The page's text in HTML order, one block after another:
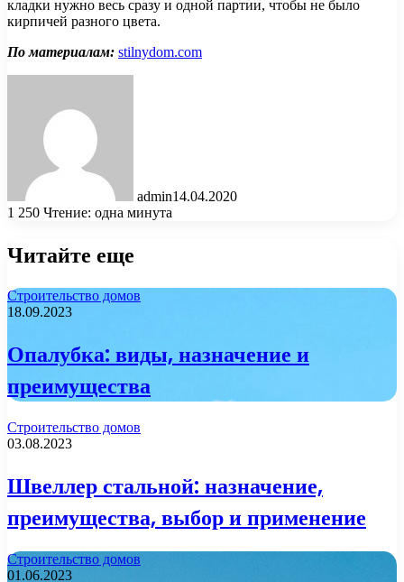
кладки нужно весь сразу и одной партии, чтобы не было
кирпичей разного цвета.
По материалам: stilnydom.com
admin14.04.2020
1 250 Чтение: одна минута
Читайте еще
Строительство домов
18.09.2023
Опалубка: виды, назначение и
преимущества
Строительство домов
03.08.2023
Швеллер стальной: назначение,
преимущества, выбор и применение
Строительство домов
01.06.2023